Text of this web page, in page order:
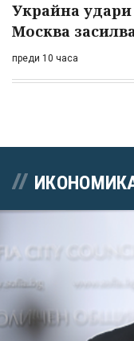
Украйна
Москва
преди 10 часа